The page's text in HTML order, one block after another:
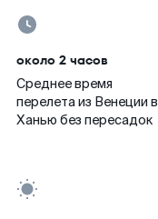
около 2 часов
Среднее время
перелета из Венеции в
Ханью без пересадок